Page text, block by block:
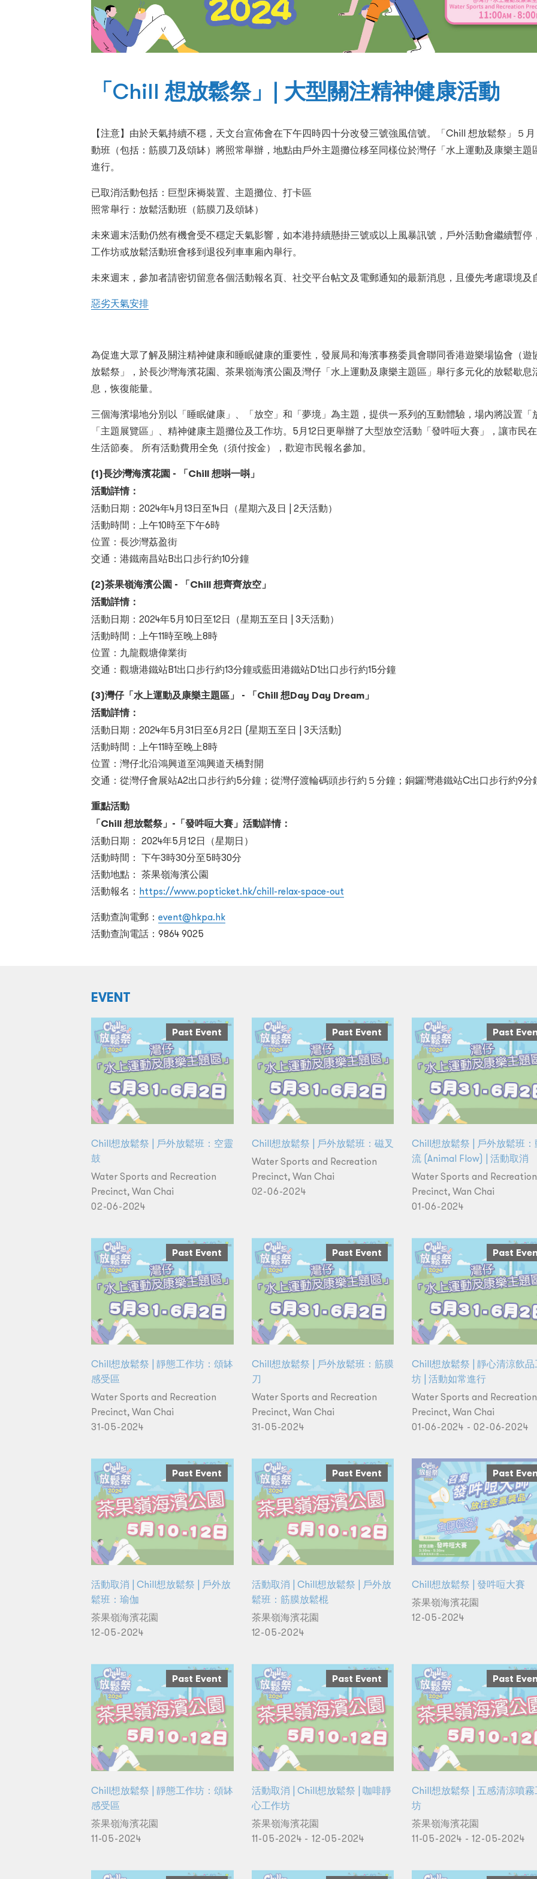
「Chill 想放鬆祭」| 大型關注精神健康活動
【注意】由於天氣持續不穩，天文台宣佈會在下午四時四十分改發三號強風信號。「Chill 想放鬆祭」５
動班（包括：筋膜刀及頌缽）將照常舉辦，地點由戶外主題攤位移至同樣位於灣仔「水上運動及康樂主
進行。
已取消活動包括：巨型床褥裝置、主題攤位、打卡區
照常舉行：放鬆活動班（筋膜刀及頌缽）
未來週末活動仍然有機會受不穩定天氣影響，如本港持續懸掛三號或以上風暴訊號，戶外活動會繼續暫
工作坊或放鬆活動班會移到退役列車車廂內舉行。
未來週末，參加者請密切留意各個活動報名頁、社交平台帖文及電郵通知的最新消息，且優先考慮環境及
惡劣天氣安排
為促進大眾了解及關注精神健康和睡眠健康的重要性，發展局和海濱事務委員會聯同香港遊樂場協會（
放鬆祭」，於長沙灣海濱花園、茶果嶺海濱公園及灣仔「水上運動及康樂主題區」舉行多元化的放鬆歇
息，恢復能量。
三個海濱場地分別以「睡眠健康」、「放空」和「夢境」為主題，提供一系列的互動體驗，場內將設置
「主題展覽區」、精神健康主題攤位及工作坊。5月12日更舉辦了大型放空活動「發吽哣大賽」，讓市民
生活節奏。 所有活動費用全免（須付按金），歡迎市民報名參加。
(1)長沙灣海濱花園 - 「Chill 想唞一唞」
活動詳情：
活動日期：2024年4月13日至14日（星期六及日 | 2天活動）
活動時間：上午10時至下午6時
位置：長沙灣荔盈街
交通：港鐵南昌站B出口步行約10分鐘
(2)茶果嶺海濱公園 - 「Chill 想齊齊放空」
活動詳情：
活動日期：2024年5月10日至12日（星期五至日 | 3天活動）
活動時間：上午11時至晚上8時
位置：九龍觀塘偉業街
交通：觀塘港鐵站B1出口步行約13分鐘或藍田港鐵站D1出口步行約15分鐘
(3)灣仔「水上運動及康樂主題區」 - 「Chill 想Day Day Dream」
活動詳情：
活動日期：2024年5月31日至6月2日 (星期五至日 | 3天活動)
活動時間：上午11時至晚上8時
位置：灣仔北沿鴻興道至鴻興道天橋對開
交通：從灣仔會展站A2出口步行約5分鐘；從灣仔渡輪碼頭步行約５分鐘；銅鑼灣港鐵站C出口步行約9分
重點活動
「Chill 想放鬆祭」-「發吽哣大賽」活動詳情：
活動日期： 2024年5月12日（星期日）
活動時間： 下午3時30分至5時30分
活動地點： 茶果嶺海濱公園
活動報名： https://www.popticket.hk/chill-relax-space-out
活動查詢電郵： event@hkpa.hk
活動查詢電話：9864 9025
EVENT
Past Event
Chill想放鬆祭 | 戶外放鬆班：空靈
鼓
Water Sports and Recreation
Precinct, Wan Chai
02-06-2024
Past Event
Chill想放鬆祭 | 戶外放鬆班：磁叉
Water Sports and Recreation
Precinct, Wan Chai
02-06-2024
Past
Chill想放鬆祭 | 戶外放鬆班：
流 (Animal Flow) | 活動取消
Water Sports and Recreation
Precinct, Wan Chai
01-06-2024
Past Event
Chill想放鬆祭 | 靜態工作坊：頌缽
感受區
Water Sports and Recreation
Precinct, Wan Chai
31-05-2024
Past Event
Chill想放鬆祭 | 戶外放鬆班：筋膜
刀
Water Sports and Recreation
Precinct, Wan Chai
31-05-2024
Past
Chill想放鬆祭 | 靜心清涼飲品
坊 | 活動如常進行
Water Sports and Recreation
Precinct, Wan Chai
01-06-2024 - 02-06-2024
Past Event
活動取消 | Chill想放鬆祭 | 戶外放
鬆班：瑜伽
茶果嶺海濱花園
12-05-2024
Past Event
活動取消 | Chill想放鬆祭 | 戶外放
鬆班：筋膜放鬆棍
茶果嶺海濱花園
12-05-2024
Past
Chill想放鬆祭 | 發吽哣大賽
茶果嶺海濱花園
12-05-2024
Past Event
Chill想放鬆祭 | 靜態工作坊：頌缽
感受區
茶果嶺海濱花園
11-05-2024
Past Event
活動取消 | Chill想放鬆祭 | 咖啡靜
心工作坊
茶果嶺海濱花園
11-05-2024 - 12-05-2024
Past
Chill想放鬆祭 | 五感清涼噴霧
坊
茶果嶺海濱花園
11-05-2024 - 12-05-2024